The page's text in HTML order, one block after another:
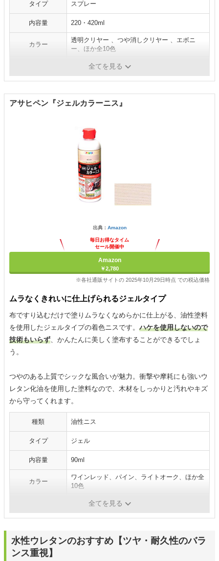
タイプ スプレー
内容量 220・420ml
カラー
透明クリヤー 、つや消しクリヤー 、エボニ
ー、ほか全10色
全てを見る
アサヒペン『ジェルカラーニス』
出典： Amazon
毎日お得なタイム
セール開催中
Amazon
￥2,780
※各社通販サイトの 2025年10月29日時点 での税込価格
ムラなくきれいに仕上げられるジェルタイプ
布ですり込むだけで塗りムラなくなめらかに仕上がる、油性塗料
を使用したジェルタイプの着色ニスです。ハケを使用しないので
技術もいらず 、かんたんに美しく塗布することができるでしょ
う。
つやのある上質でシックな風合いが魅力。衝撃や摩耗にも強いウ
レタン化油を使用した塗料なので、木材をしっかりと汚れやキズ
から守ってくれます。
種類 油性ニス
タイプ ジェル
内容量 90ml
カラー
ワインレッド、パイン、ライトオーク、ほか全
10色
全てを見る
水性ウレタンのおすすめ【ツヤ・耐久性のバラ
ンス重視】